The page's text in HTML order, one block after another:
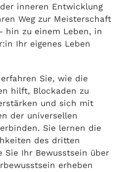
inneren Entwicklung
Weg zur Meisterschaft
hin zu einem Leben, in
Ihr eigenes Leben
Sie, wie die
hilft, Blockaden zu
und sich mit
der universellen
Sie lernen die
des dritten
Sie Ihr Bewusstsein über
erheben